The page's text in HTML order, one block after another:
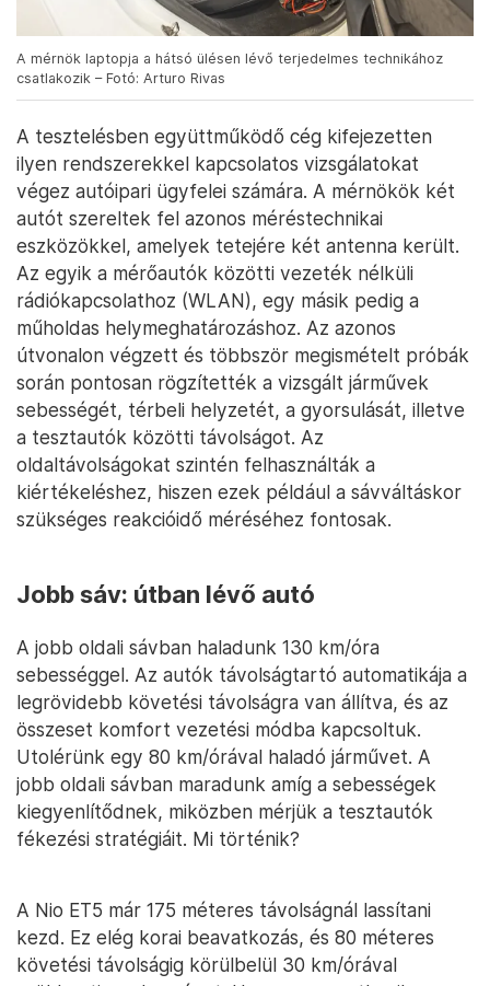
A mérnök laptopja a hátsó ülésen lévő terjedelmes technikához
csatlakozik – Fotó: Arturo Rivas
A tesztelésben együttműködő cég kifejezetten
ilyen rendszerekkel kapcsolatos vizsgálatokat
végez autóipari ügyfelei számára. A mérnökök két
autót szereltek fel azonos méréstechnikai
eszközökkel, amelyek tetejére két antenna került.
Az egyik a mérőautók közötti vezeték nélküli
rádiókapcsolathoz (WLAN), egy másik pedig a
műholdas helymeghatározáshoz. Az azonos
útvonalon végzett és többször megismételt próbák
során pontosan rögzítették a vizsgált járművek
sebességét, térbeli helyzetét, a gyorsulását, illetve
a tesztautók közötti távolságot. Az
oldaltávolságokat szintén felhasználták a
kiértékeléshez, hiszen ezek például a sávváltáskor
szükséges reakcióidő méréséhez fontosak.
Jobb sáv: útban lévő autó
A jobb oldali sávban haladunk 130 km/óra
sebességgel. Az autók távolságtartó automatikája a
legrövidebb követési távolságra van állítva, és az
összeset komfort vezetési módba kapcsoltuk.
Utolérünk egy 80 km/órával haladó járművet. A
jobb oldali sávban maradunk amíg a sebességek
kiegyenlítődnek, miközben mérjük a tesztautók
fékezési stratégiáit. Mi történik?
A Nio ET5 már 175 méteres távolságnál lassítani
kezd. Ez elég korai beavatkozás, és 80 méteres
követési távolságig körülbelül 30 km/órával